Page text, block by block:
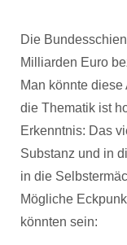
Die
Milliarden Euro
Man könnte
die Thematik ist
Erkenntnis: Das
Substanz und in
in die
Mögliche
könnten sein: